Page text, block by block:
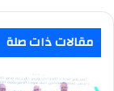
مقالات ذات صلة